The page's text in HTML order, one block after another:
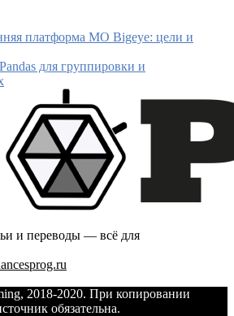
платформа МО Bigeye: цели и
для группировки и
и переводы — всё для
2018-2020. При копировании
обязательна.